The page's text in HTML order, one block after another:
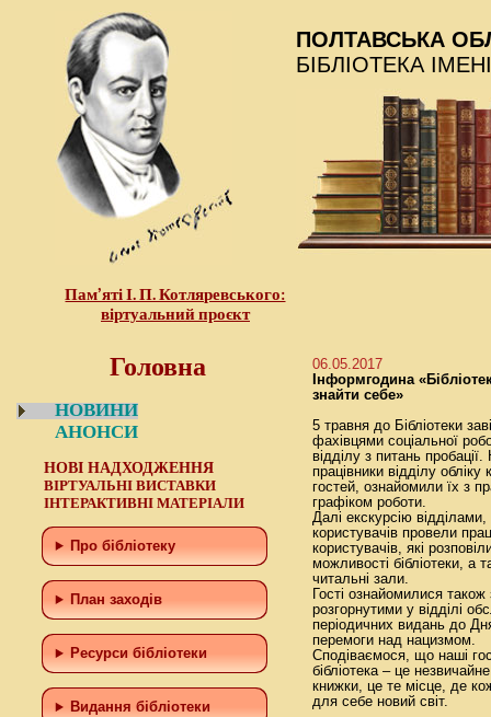
Пам’яті І. П. Котляревського:
віртуальний проєкт
ПОЛТАВСЬКА
БІБЛІОТЕКА
Головна
НОВИНИ
АНОНСИ
НОВІ НАДХОДЖЕННЯ
ВІРТУАЛЬНІ ВИСТАВКИ
ІНТЕРАКТИВНІ МАТЕРІАЛИ
Про бібліотеку
План заходів
Ресурси бібліотеки
Видання бібліотеки
06.05.2017
Інформгодина
знайти себе»
5 травня до Бібліотеки
фахівцями соціальної
відділу з питань
працівники відділу обліку
гостей, ознайомили їх з
графіком роботи.
Далі екскурсію
користувачів провели
користувачів, які
можливості бібліотеки, а
читальні зали.
Гості ознайомилися
розгорнутими у відділі
періодичних видань до
перемоги над нацизмом.
Сподіваємося, що наші
бібліотека – це
книжки, це те місце, де
для себе новий світ.